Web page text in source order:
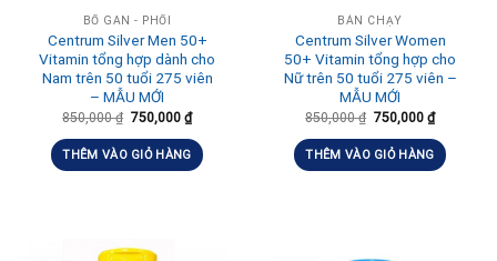
BỔ GAN - PHỔI
Centrum Silver Men 50+
Vitamin tổng hợp dành cho
Nam trên 50 tuổi 275 viên
– MẪU MỚI
850,000₫ 750,000 ₫
THÊM VÀO GIỎ HÀNG
BÁN CHẠY
Centrum Silver Women
50+ Vitamin tổng hợp cho
Nữ trên 50 tuổi 275 viên –
MẪU MỚI
850,000₫ 750,000 ₫
THÊM VÀO GIỎ HÀNG